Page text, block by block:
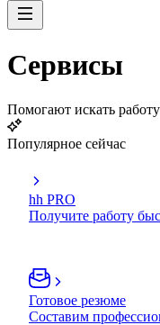
Сервисы
Помогают искать
Популярное сейчас
hh PRO
Получите работу
Готовое резюме
Составим